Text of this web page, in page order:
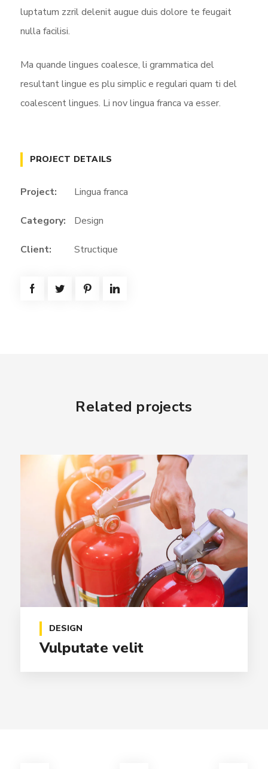
luptatum zzril delenit augue duis dolore te feugait
nulla facilisi.
Ma quande lingues coalesce, li grammatica del
resultant lingue es plu simplic e regulari quam ti del
coalescent lingues. Li nov lingua franca va esser.
PROJECT DETAILS
Project: Lingua franca
Category: Design
Client: Structique
Related projects
DESIGN
Vulputate velit